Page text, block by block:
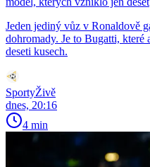
Jeden jediný vůz v Ronaldově
dohromady. Je to Bugatti,
deseti kusech.
SportyŽivě
dnes, 20:16
4 min